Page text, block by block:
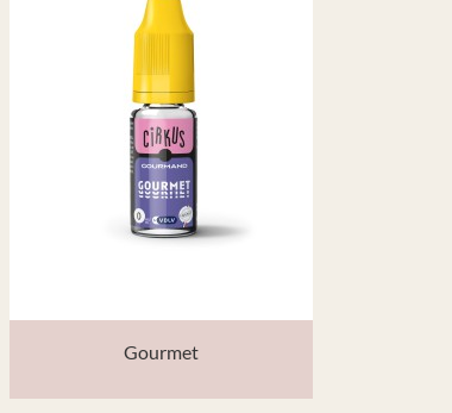
Gourmet